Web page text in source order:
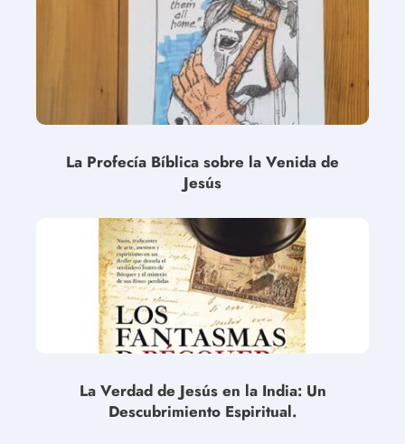
La Profecía Bíblica sobre la Venida de
Jesús
La Verdad de Jesús en la India: Un
Descubrimiento Espiritual.